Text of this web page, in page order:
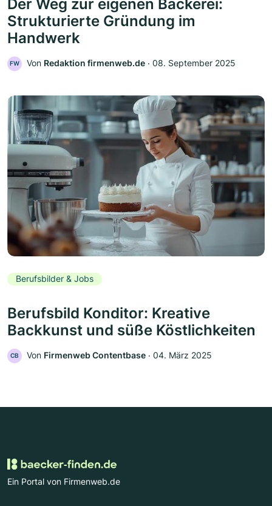
Der Weg zur eigenen Bäckerei:
Strukturierte Gründung im
Handwerk
FW Von Redaktion firmenweb.de ‧ 08. September 2025
Berufsbilder & Jobs
Berufsbild Konditor: Kreative
Backkunst und süße Köstlichkeiten
CB Von Firmenweb Contentbase ‧ 04. März 2025
Ein Portal von Firmenweb.de